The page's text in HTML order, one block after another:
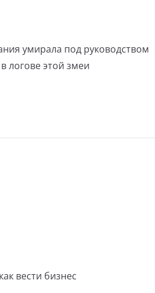
умирала под руководством
логове этой змеи
вести бизнес